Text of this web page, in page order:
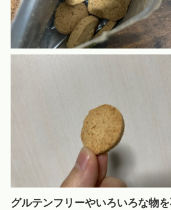
グルテンフリーやいろいろな物を